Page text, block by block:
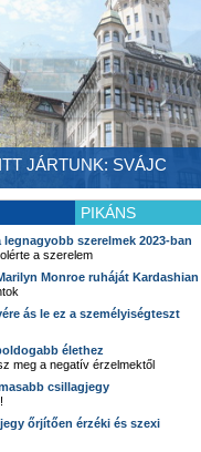
ITT JÁRTUNK: SVÁJC
PIKÁNS
legnagyobb szerelmek 2023-ban
a szerelem
Monroe ruháját Kardashian
ás le ez a személyiségteszt
élethez
meg a negatív érzelmektől
csillagjegy
őrjítően érzéki és szexi